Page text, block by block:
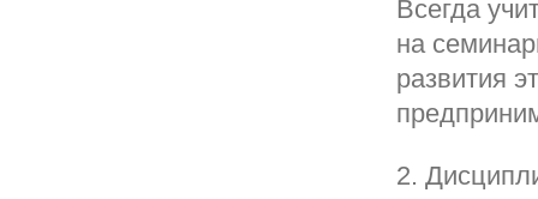
Всегда
на
развития
2.